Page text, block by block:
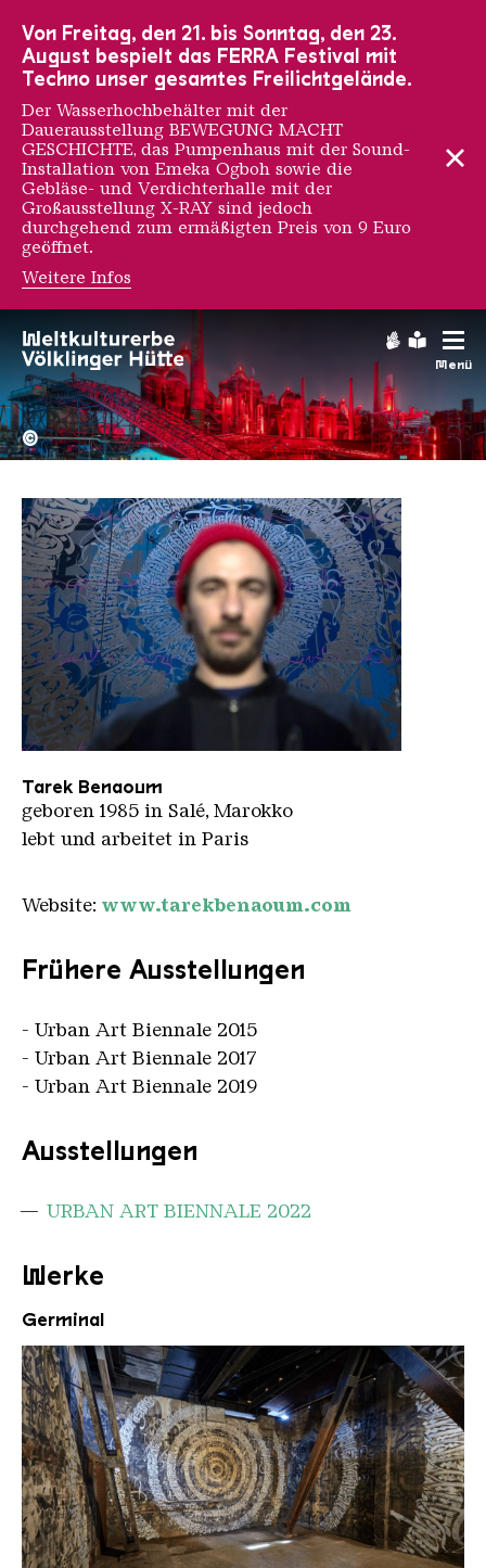
Menü
Tarek Benaoum
Hochofengruppe in Rot
Copyright:
©
Tarek Benaoum
Tarek Benaoum
geboren 1985 in Salé, Marokko
lebt und arbeitet in Paris
Website: www.tarekbenaoum.com
Frühere Ausstellungen
- Urban Art Biennale 2015
- Urban Art Biennale 2017
- Urban Art Biennale 2019
Ausstellungen
URBAN ART BIENNALE 2022
Werke
Germinal
Von Freitag, den 21. bis Sonntag, den 23.
August bespielt das FERRA Festival mit
Techno unser gesamtes Freilichtgelände.
Der Wasserhochbehälter mit der
Dauerausstellung BEWEGUNG MACHT
GESCHICHTE, das Pumpenhaus mit der Sound-
Installation von Emeka Ogboh sowie die
Gebläse- und Verdichterhalle mit der
Großausstellung X-RAY sind jedoch
durchgehend zum ermäßigten Preis von 9 Euro
geöffnet.
Weitere Infos